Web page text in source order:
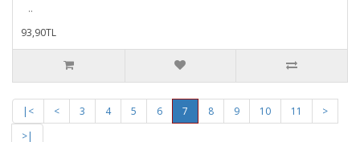
..
93,90TL
|< < 3 4 5 6 7 8 9 10 11
>
>|